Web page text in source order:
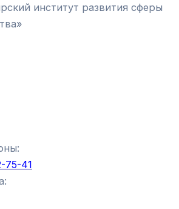
институт развития сферы
75-41